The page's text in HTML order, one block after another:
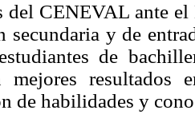
del CENEVAL ante
secundaria y de
de
mejores resultados
de habilidades y